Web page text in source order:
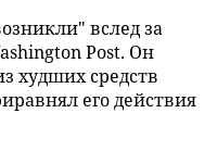
вслед за
Post. Он
худших средств
его действия